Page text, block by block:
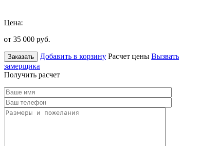
Цена:
от 35 000 руб.
Заказать Добавить в корзину Расчет цены Вызвать
замерщика
Получить расчет